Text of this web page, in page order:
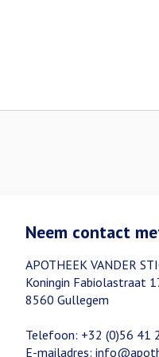
Neem contact
APOTHEEK VANDER
Koningin Fabiolastraat
8560 Gullegem
Telefoon: +32 (0)56 41
E-mailadres: info@